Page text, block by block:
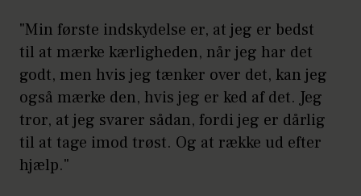
"Min første indskydelse er, at jeg er bedst
til at mærke kærligheden, når jeg har det
godt, men hvis jeg tænker over det, kan jeg
også mærke den, hvis jeg er ked af det. Jeg
tror, at jeg svarer sådan, fordi jeg er dårlig
til at tage imod trøst. Og at række ud efter
hjælp."